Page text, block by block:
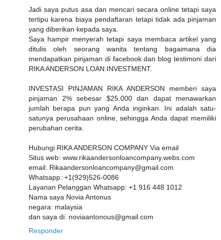
Jadi saya putus asa dan mencari secara online tetapi saya
tertipu karena biaya pendaftaran tetapi tidak ada pinjaman
yang diberikan kepada saya.
Saya hampir menyerah tetapi saya membaca artikel yang
ditulis oleh seorang wanita tentang bagaimana dia
mendapatkan pinjaman di facebook dan blog testimoni dari
RIKA ANDERSON LOAN INVESTMENT.
INVESTASI PINJAMAN RIKA ANDERSON memberi saya
pinjaman 2% sebesar $25.000 dan dapat menawarkan
jumlah berapa pun yang Anda inginkan. Ini adalah satu-
satunya perusahaan online, sehingga Anda dapat memiliki
perubahan cerita.
Hubungi RIKA ANDERSON COMPANY Via email
Situs web: www.rikaandersonloancompany.webs.com
email: Rikaandersonloancompany@gmail.com
Whatsapp: +1(929)526-0086
Layanan Pelanggan Whatsapp: +1 916 448 1012
Nama saya Novia Antonus
negara: malaysia
dan saya di: noviaantonous@gmail.com
Responder